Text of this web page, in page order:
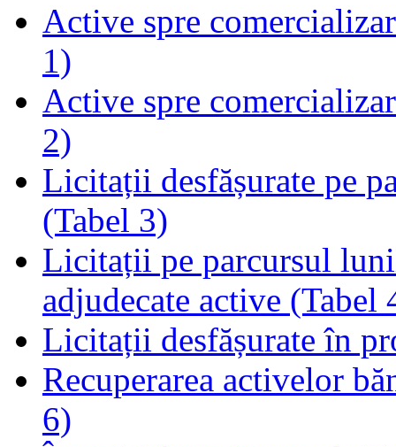
Active spre
1)
Active spre
2)
Licitații desfășurate pe
(Tabel 3)
Licitații pe parcursul
adjudecate active (Tabel
Licitații desfășurate în
Recuperarea activelor
6)